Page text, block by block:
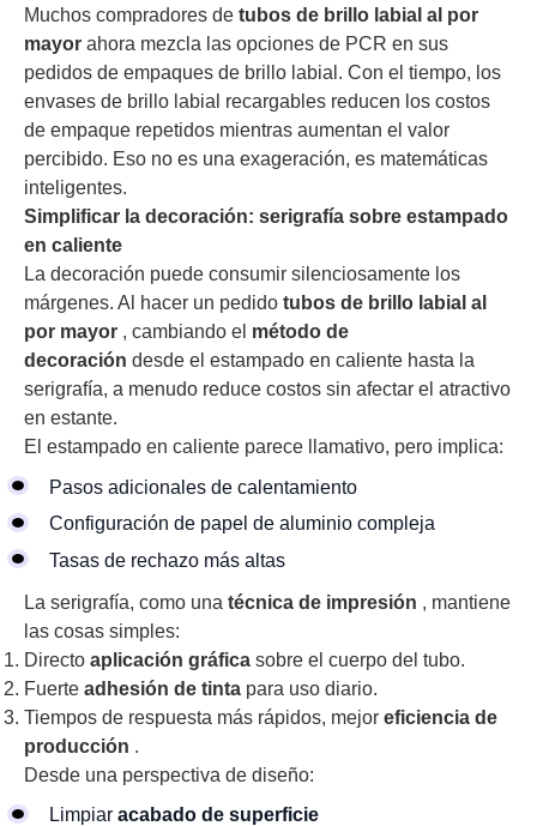
Muchos compradores de tubos de brillo labial al por
mayor ahora mezcla las opciones de PCR en sus
pedidos de empaques de brillo labial. Con el tiempo, los
envases de brillo labial recargables reducen los costos
de empaque repetidos mientras aumentan el valor
percibido. Eso no es una exageración, es matemáticas
inteligentes.
Simplificar la decoración: serigrafía sobre estampado
en caliente
La decoración puede consumir silenciosamente los
márgenes. Al hacer un pedido tubos de brillo labial al
por mayor , cambiando el método de
decoración desde el estampado en caliente hasta la
serigrafía, a menudo reduce costos sin afectar el atractivo
en estante.
El estampado en caliente parece llamativo, pero implica:
Pasos adicionales de calentamiento
Configuración de papel de aluminio compleja
Tasas de rechazo más altas
La serigrafía, como una técnica de impresión , mantiene
las cosas simples:
Directo aplicación gráfica sobre el cuerpo del tubo.
Fuerte adhesión de tinta para uso diario.
Tiempos de respuesta más rápidos, mejor eficiencia de
producción .
Desde una perspectiva de diseño:
Limpiar acabado de superficie